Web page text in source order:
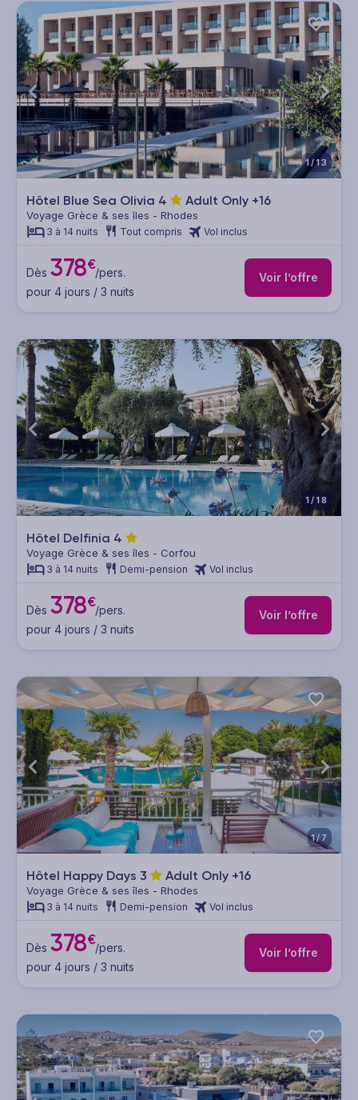
1/13
Hôtel Blue Sea Olivia 4 Adult Only +16
Voyage Grèce & ses îles - Rhodes
3 à 14 nuits Tout compris Vol inclus
Dès 378€/pers.
pour 4 jours / 3 nuits
Voir l’offre
1/18
Hôtel Delfinia 4
Voyage Grèce & ses îles - Corfou
3 à 14 nuits Demi-pension Vol inclus
Dès 378€/pers.
pour 4 jours / 3 nuits
Voir l’offre
1/7
Hôtel Happy Days 3 Adult Only +16
Voyage Grèce & ses îles - Rhodes
3 à 14 nuits Demi-pension Vol inclus
Dès 378€/pers.
pour 4 jours / 3 nuits
Voir l’offre